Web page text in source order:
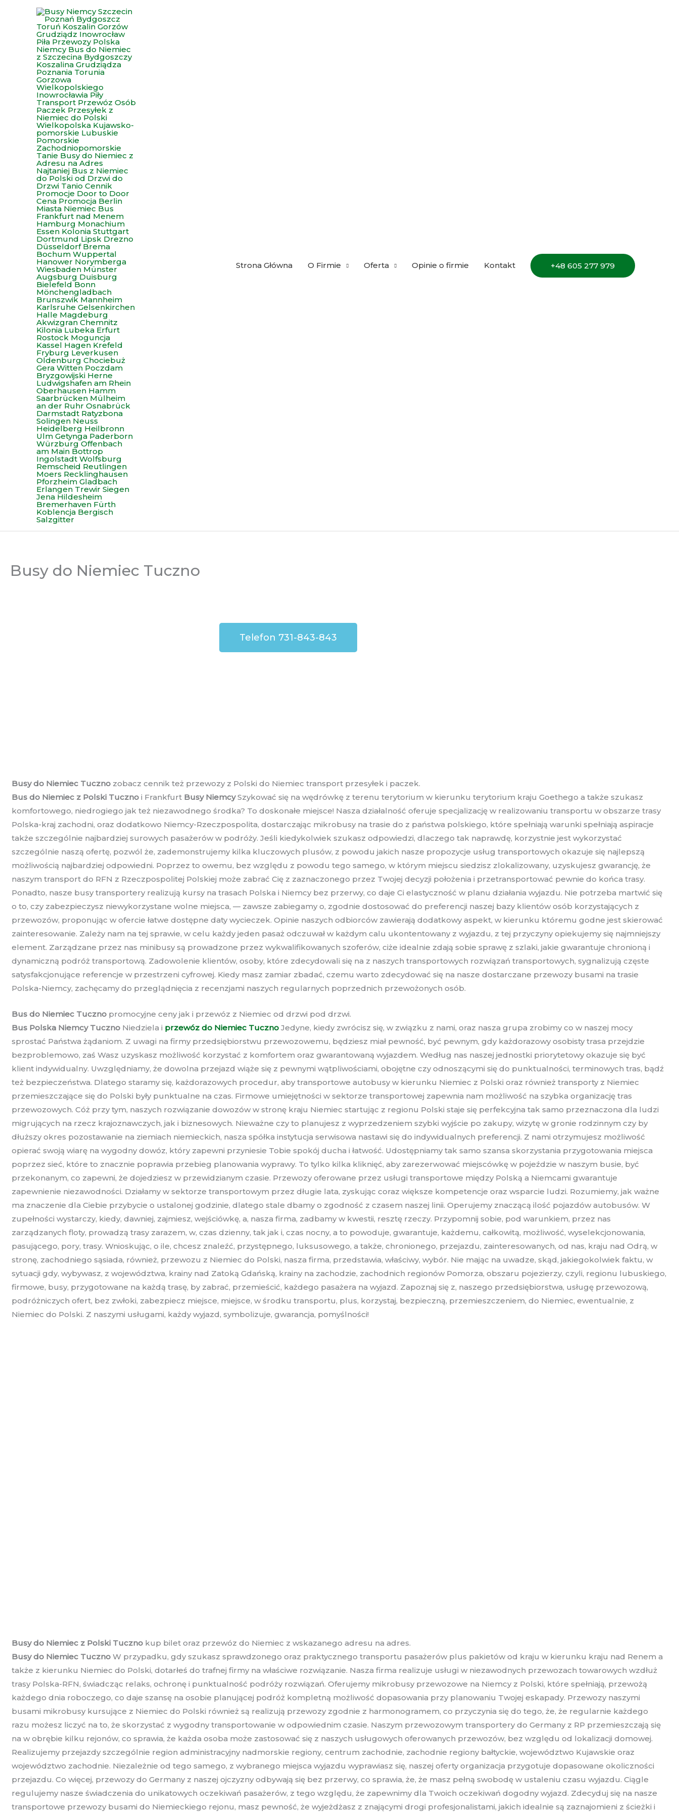
Strona Główna O Firmie Oferta Opinie o firmie Kontakt +48 605 277 979
Busy do Niemiec Tuczno
Telefon 731-843-843
Busy do Niemiec Tuczno zobacz cennik też przewozy z Polski do Niemiec transport przesyłek i paczek.
Bus do Niemiec z Polski Tuczno i Frankfurt Busy NiemcySzykować się na wędrówkę z terenu terytorium w kierunku terytorium kraju Goethego a także szukasz
komfortowego, niedrogiego jak też niezawodnego środka? To doskonałe miejsce! Nasza działalność oferuje specjalizację w realizowaniu transportu w obszarze trasy
Polska-kraj zachodni, oraz dodatkowo Niemcy-Rzeczpospolita, dostarczając mikrobusy na trasie do z państwa polskiego, które spełniają warunki spełniają aspiracje
także szczególnie najbardziej surowych pasażerów w podróży. Jeśli kiedykolwiek szukasz odpowiedzi, dlaczego tak naprawdę, korzystnie jest wykorzystać
szczególnie naszą ofertę, pozwól że, zademonstrujemy kilka kluczowych plusów, z powodu jakich nasze propozycje usług transportowych okazuje się najlepszą
możliwością najbardziej odpowiedni. Poprzez to owemu, bez względu z powodu tego samego, w którym miejscu siedzisz zlokalizowany, uzyskujesz gwarancję, że
naszym transport do RFN z Rzeczpospolitej Polskiej może zabrać Cię z zaznaczonego przez Twojej decyzji położenia i przetransportować pewnie do końca trasy.
Ponadto, nasze busy transportery realizują kursy na trasach Polska i Niemcy bez przerwy, co daje Ci elastyczność w planu działania wyjazdu. Nie potrzeba martwić się
o to, czy zabezpieczysz niewykorzystane wolne miejsca, — zawsze zabiegamy o, zgodnie dostosować do preferencji naszej bazy klientów osób korzystających z
przewozów, proponując w ofercie łatwe dostępne daty wycieczek. Opinie naszych odbiorców zawierają dodatkowy aspekt, w kierunku któremu godne jest skierować
zainteresowanie. Zależy nam na tej sprawie, w celu każdy jeden pasaż odczuwał w każdym calu ukontentowany z wyjazdu, z tej przyczyny opiekujemy się najmniejszy
element. Zarządzane przez nas minibusy są prowadzone przez wykwalifikowanych szoferów, ciże idealnie zdają sobie sprawę z szlaki, jakie gwarantuje chronioną i
dynamiczną podróż transportową. Zadowolenie klientów, osoby, które zdecydowali się na z naszych transportowych rozwiązań transportowych, sygnalizują częste
satysfakcjonujące referencje w przestrzeni cyfrowej. Kiedy masz zamiar zbadać, czemu warto zdecydować się na nasze dostarczane przewozy busami na trasie
Polska-Niemcy, zachęcamy do przeglądnięcia z recenzjami naszych regularnych poprzednich przewożonych osób.
Bus do Niemiec Tuczno promocyjne ceny jak i przewóz z Niemiec od drzwi pod drzwi.
Bus Polska Niemcy Tuczno Niedziela i przewóz do Niemiec Tuczno Jedyne, kiedy zwrócisz się, w związku z nami, oraz nasza grupa zrobimy co w naszej mocy
sprostać Państwa żądaniom. Z uwagi na firmy przedsiębiorstwu przewozowemu, będziesz miał pewność, być pewnym, gdy każdorazowy osobisty trasa przejdzie
bezproblemowo, zaś Wasz uzyskasz możliwość korzystać z komfortem oraz gwarantowaną wyjazdem. Według nas naszej jednostki priorytetowy okazuje się być
klient indywidualny. Uwzględniamy, że dowolna przejazd wiąże się z pewnymi wątpliwościami, obojętne czy odnoszącymi się do punktualności, terminowych tras, bądź
też bezpieczeństwa. Dlatego staramy się, każdorazowych procedur, aby transportowe autobusy w kierunku Niemiec z Polski oraz również transporty z Niemiec
przemieszczające się do Polski były punktualne na czas. Firmowe umiejętności w sektorze transportowej zapewnia nam możliwość na szybka organizację tras
przewozowych. Cóż przy tym, naszych rozwiązanie dowozów w stronę kraju Niemiec startując z regionu Polski staje się perfekcyjna tak samo przeznaczona dla ludzi
migrujących na rzecz krajoznawczych, jak i biznesowych. Nieważne czy to planujesz z wyprzedzeniem szybki wyjście po zakupy, wizytę w gronie rodzinnym czy by
dłuższy okres pozostawanie na ziemiach niemieckich, nasza spółka instytucja serwisowa nastawi się do indywidualnych preferencji. Z nami otrzymujesz możliwość
opierać swoją wiarę na wygodny dowóz, który zapewni przyniesie Tobie spokój ducha i łatwość. Udostępniamy tak samo szansa skorzystania przygotowania miejsca
poprzez sieć, które to znacznie poprawia przebieg planowania wyprawy. To tylko kilka kliknięć, aby zarezerwować miejscówkę w pojeździe w naszym busie, być
przekonanym, co zapewni, że dojedziesz w przewidzianym czasie. Przewozy oferowane przez usługi transportowe między Polską a Niemcami gwarantuje
zapewnienie niezawodności. Działamy w sektorze transportowym przez długie lata, zyskując coraz większe kompetencje oraz wsparcie ludzi. Rozumiemy, jak ważne
ma znaczenie dla Ciebie przybycie o ustalonej godzinie, dlatego stale dbamy o zgodność z czasem naszej linii. Operujemy znaczącą ilość pojazdów autobusów. W
zupełności wystarczy, kiedy, dawniej, zajmiesz, wejściówkę, a, nasza firma, zadbamy w kwestii, resztę rzeczy. Przypomnij sobie, pod warunkiem, przez nas
zarządzanych floty, prowadzą trasy zarazem, w, czas dzienny, tak jak i, czas nocny, a to powoduje, gwarantuje, każdemu, całkowitą, możliwość, wyselekcjonowania,
pasującego, pory, trasy. Wnioskując, o ile, chcesz znaleźć, przystępnego, luksusowego, a także, chronionego, przejazdu, zainteresowanych, od nas, kraju nad Odrą, w
stronę, zachodniego sąsiada, również, przewozu z Niemiec do Polski, nasza firma, przedstawia, właściwy, wybór. Nie mając na uwadze, skąd, jakiegokolwiek faktu, w
sytuacji gdy, wybywasz, z województwa, krainy nad Zatoką Gdańską, krainy na zachodzie, zachodnich regionów Pomorza, obszaru pojezierzy, czyli, regionu lubuskiego,
firmowe, busy, przygotowane na każdą trasę, by zabrać, przemieścić, każdego pasażera na wyjazd. Zapoznaj się z, naszego przedsiębiorstwa, usługę przewozową,
podróżniczych ofert, bez zwłoki, zabezpiecz miejsce, miejsce, w środku transportu, plus, korzystaj, bezpieczną, przemieszczeniem, do Niemiec, ewentualnie, z
Niemiec do Polski. Z naszymi usługami, każdy wyjazd, symbolizuje, gwarancja, pomyślności!
Busy do Niemiec z Polski Tuczno kup bilet oraz przewóz do Niemiec z wskazanego adresu na adres.
Busy do Niemiec Tuczno W przypadku, gdy szukasz sprawdzonego oraz praktycznego transportu pasażerów plus pakietów od kraju w kierunku kraju nad Renem a
także z kierunku Niemiec do Polski, dotarłeś do trafnej firmy na właściwe rozwiązanie. Nasza firma realizuje usługi w niezawodnych przewozach towarowych wzdłuż
trasy Polska-RFN, świadcząc relaks, ochronę i punktualność podróży rozwiązań. Oferujemy mikrobusy przewozowe na Niemcy z Polski, które spełniają, przewożą
każdego dnia roboczego, co daje szansę na osobie planującej podróż kompletną możliwość dopasowania przy planowaniu Twojej eskapady. Przewozy naszymi
busami mikrobusy kursujące z Niemiec do Polski również są realizują przewozy zgodnie z harmonogramem, co przyczynia się do tego, że, że regularnie każdego
razu możesz liczyć na to, że skorzystać z wygodny transportowanie w odpowiednim czasie. Naszym przewozowym transportery do Germany z RP przemieszczają się
na w obrębie kilku rejonów, co sprawia, że każda osoba może zastosować się z naszych usługowych oferowanych przewozów, bez względu od lokalizacji domowej.
Realizujemy przejazdy szczególnie region administracyjny nadmorskie regiony, centrum zachodnie, zachodnie regiony bałtyckie, województwo Kujawskie oraz
województwo zachodnie. Niezależnie od tego samego, z wybranego miejsca wyjazdu wyprawiasz się, naszej oferty organizacja przygotuje dopasowane okoliczności
przejazdu. Co więcej, przewozy do Germany z naszej ojczyzny odbywają się bez przerwy, co sprawia, że, że masz pełną swobodę w ustaleniu czasu wyjazdu. Ciągle
regulujemy nasze świadczenia do unikatowych oczekiwań pasażerów, z tego względu, że zapewnimy dla Twoich oczekiwań dogodny wyjazd. Zdecyduj się na nasze
transportowe przewozy busami do Niemieckiego rejonu, masz pewność, że wyjeżdżasz z znającymi drogi profesjonalistami, jakich idealnie są zaznajomieni z ścieżki i